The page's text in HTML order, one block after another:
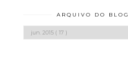
ARQUIVO DO BLOG